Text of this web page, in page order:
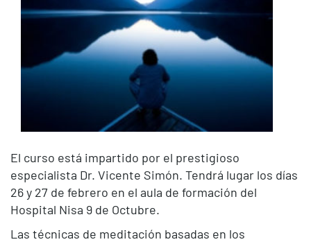
El curso está impartido por el prestigioso
especialista Dr. Vicente Simón. Tendrá lugar los días
26 y 27 de febrero en el aula de formación del
Hospital Nisa 9 de Octubre.
Las técnicas de meditación basadas en los